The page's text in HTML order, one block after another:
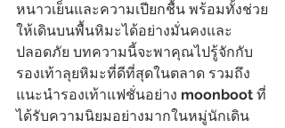
หนาวเย็นและความเปียกชื้น พร้อมทั้งช่วย
ให้เดินบนพื้นหิมะได้อย่างมั่นคงและ
ปลอดภัย บทความนี้จะพาคุณไปรู้จักกับ
รองเท้าลุยหิมะที่ดีที่สุดในตลาด รวมถึง
แนะนำรองเท้าแฟชั่นอย่าง moonboot ที่
ได้รับความนิยมอย่างมากในหมู่นักเดิน